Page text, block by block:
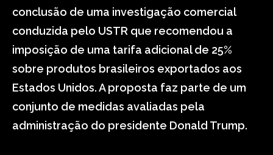
conclusão de uma investigação comercial
conduzida pelo USTR que recomendou a
imposição de uma tarifa adicional de 25%
sobre produtos brasileiros exportados aos
Estados Unidos. A proposta faz parte de um
conjunto de medidas avaliadas pela
administração do presidente Donald Trump.